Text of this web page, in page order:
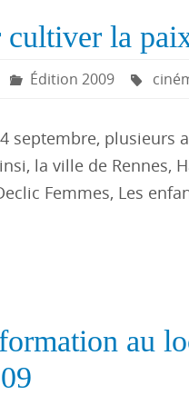
cultiver la
Édition 2009
septembre,
la ville de Rennes,
Femmes, Les
au